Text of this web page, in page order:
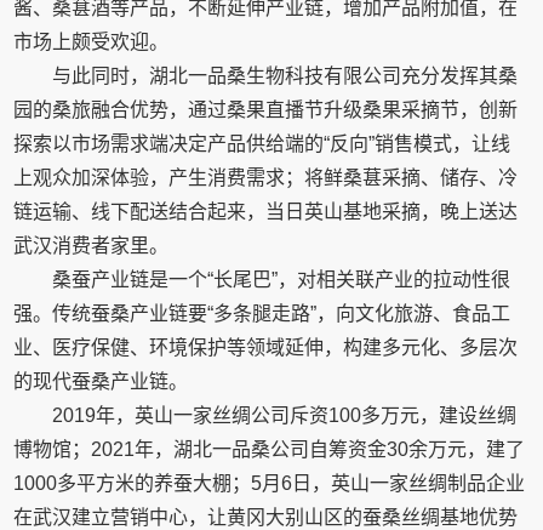
酱、桑葚酒等产品，不断延伸产业链，增加产品附加值，在
市场上颇受欢迎。
与此同时，湖北一品桑生物科技有限公司充分发挥其桑
园的桑旅融合优势，通过桑果直播节升级桑果采摘节，创新
探索以市场需求端决定产品供给端的“反向”销售模式，让线
上观众加深体验，产生消费需求；将鲜桑葚采摘、储存、冷
链运输、线下配送结合起来，当日英山基地采摘，晚上送达
武汉消费者家里。
桑蚕产业链是一个“长尾巴”，对相关联产业的拉动性很
强。传统蚕桑产业链要“多条腿走路”，向文化旅游、食品工
业、医疗保健、环境保护等领域延伸，构建多元化、多层次
的现代蚕桑产业链。
2019年，英山一家丝绸公司斥资100多万元，建设丝绸
博物馆；2021年，湖北一品桑公司自筹资金30余万元，建了
1000多平方米的养蚕大棚；5月6日，英山一家丝绸制品企业
在武汉建立营销中心，让黄冈大别山区的蚕桑丝绸基地优势